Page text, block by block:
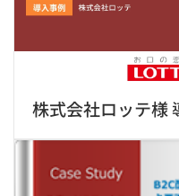
株式会社ロッテ様